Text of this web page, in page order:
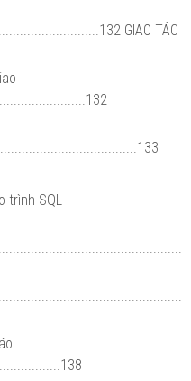
GIAO TÁC
trình SQL